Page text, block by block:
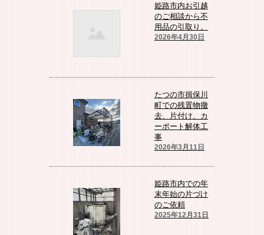
姫路市内お引越
のご相談から不
用品の引取り。
2026年4月30日
たつの市揖保川
町での残置物撤
去、片付け、カ
ーポート解体工
事
2026年3月11日
姫路市内での年
末年始の片づけ
のご依頼
2025年12月31日